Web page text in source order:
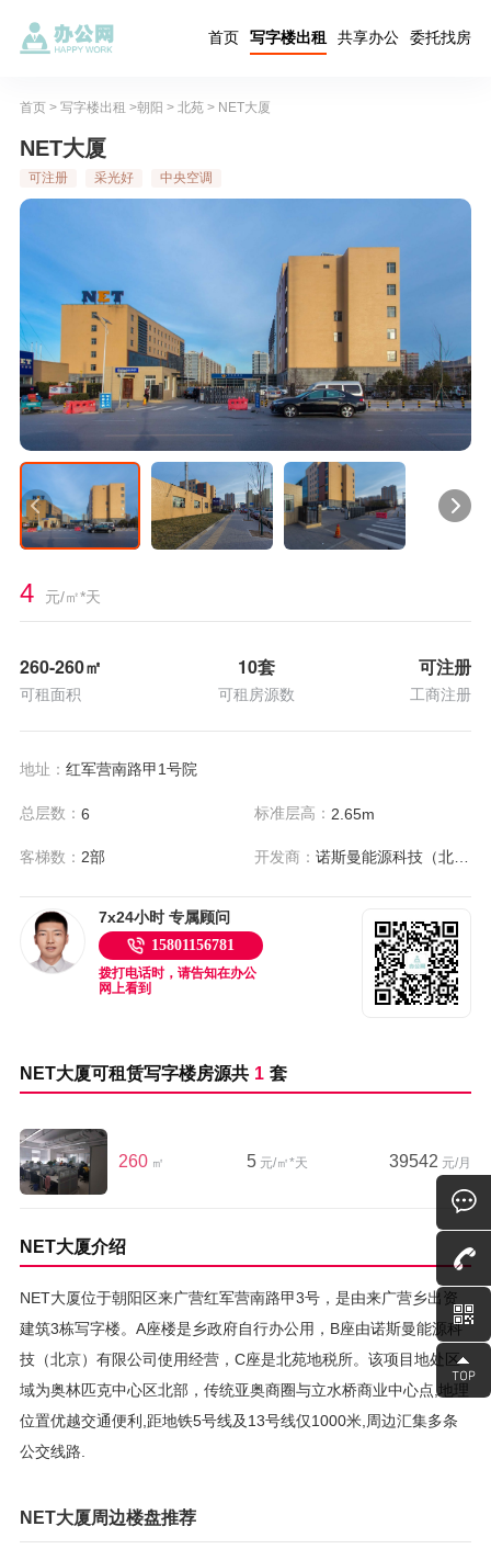
首页 写字楼出租 共享办公 委托找房
首页> 写字楼出租 >朝阳 > 北苑> NET大厦
NET大厦
可注册 采光好 中央空调
4 元/㎡*天
260-260㎡
可租面积
10套
可租房源数
可注册
工商注册
地址： 红军营南路甲1号院
总层数： 6 标准层高： 2.65m
客梯数： 2部 开发商：
7x24小时 专属顾问
15801156781
拨打电话时，请告知在办公
网上看到
NET大厦可租赁写字楼房源共 1 套
260 ㎡ 5 元/㎡*天 39542 元/月
NET大厦介绍
NET大厦位于朝阳区来广营红军营南路甲3号，是由来广营乡出资
建筑3栋写字楼。A座楼是乡政府自行办公用，B座由诺斯曼能源科
技（北京）有限公司使用经营，C座是北苑地税所。该项目地处区
域为奥林匹克中心区北部，传统亚奥商圈与立水桥商业中心点,地理
位置优越交通便利,距地铁5号线及13号线仅1000米,周边汇集多条
公交线路.
NET大厦周边楼盘推荐